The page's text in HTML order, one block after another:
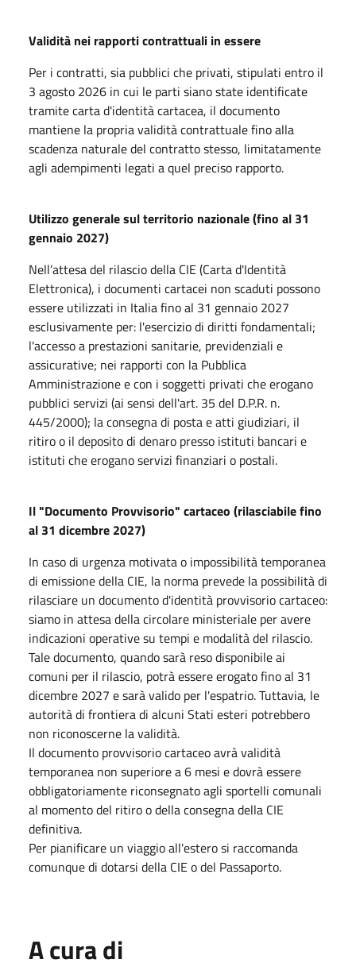
Validità nei rapporti contrattuali in essere
Per i contratti, sia pubblici che privati, stipulati entro il
3 agosto 2026 in cui le parti siano state identificate
tramite carta d'identità cartacea, il documento
mantiene la propria validità contrattuale fino alla
scadenza naturale del contratto stesso, limitatamente
agli adempimenti legati a quel preciso rapporto.
Utilizzo generale sul territorio nazionale (fino al 31
gennaio 2027)
Nell’attesa del rilascio della CIE (Carta d'Identità
Elettronica), i documenti cartacei non scaduti possono
essere utilizzati in Italia fino al 31 gennaio 2027
esclusivamente per: l'esercizio di diritti fondamentali;
l'accesso a prestazioni sanitarie, previdenziali e
assicurative; nei rapporti con la Pubblica
Amministrazione e con i soggetti privati che erogano
pubblici servizi (ai sensi dell'art. 35 del D.P.R. n.
445/2000); la consegna di posta e atti giudiziari, il
ritiro o il deposito di denaro presso istituti bancari e
istituti che erogano servizi finanziari o postali.
Il "Documento Provvisorio" cartaceo (rilasciabile fino
al 31 dicembre 2027)
In caso di urgenza motivata o impossibilità temporanea
di emissione della CIE, la norma prevede la possibilità di
rilasciare un documento d'identità provvisorio cartaceo:
siamo in attesa della circolare ministeriale per avere
indicazioni operative su tempi e modalità del rilascio.
Tale documento, quando sarà reso disponibile ai
comuni per il rilascio, potrà essere erogato fino al 31
dicembre 2027 e sarà valido per l'espatrio. Tuttavia, le
autorità di frontiera di alcuni Stati esteri potrebbero
non riconoscerne la validità.
Il documento provvisorio cartaceo avrà validità
temporanea non superiore a 6 mesi e dovrà essere
obbligatoriamente riconsegnato agli sportelli comunali
al momento del ritiro o della consegna della CIE
definitiva.
Per pianificare un viaggio all'estero si raccomanda
comunque di dotarsi della CIE o del Passaporto.
A cura di